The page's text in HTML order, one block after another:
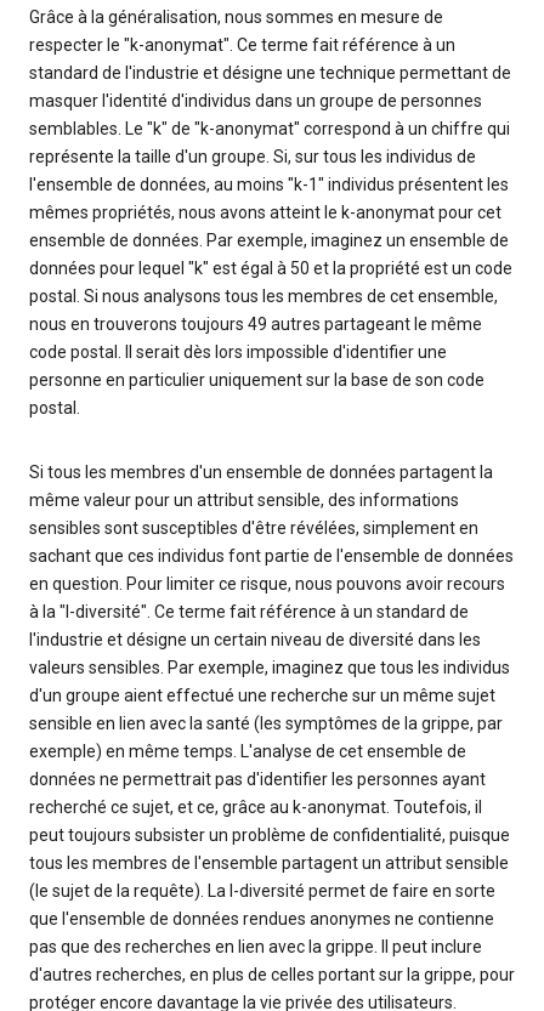
Grâce à la généralisation, nous sommes en mesure de
respecter le "k-anonymat". Ce terme fait référence à un
standard de l'industrie et désigne une technique permettant de
masquer l'identité d'individus dans un groupe de personnes
semblables. Le "k" de "k-anonymat" correspond à un chiffre qui
représente la taille d'un groupe. Si, sur tous les individus de
l'ensemble de données, au moins "k-1" individus présentent les
mêmes propriétés, nous avons atteint le k-anonymat pour cet
ensemble de données. Par exemple, imaginez un ensemble de
données pour lequel "k" est égal à 50 et la propriété est un code
postal. Si nous analysons tous les membres de cet ensemble,
nous en trouverons toujours 49 autres partageant le même
code postal. Il serait dès lors impossible d'identifier une
personne en particulier uniquement sur la base de son code
postal.
Si tous les membres d'un ensemble de données partagent la
même valeur pour un attribut sensible, des informations
sensibles sont susceptibles d'être révélées, simplement en
sachant que ces individus font partie de l'ensemble de données
en question. Pour limiter ce risque, nous pouvons avoir recours
à la "l-diversité". Ce terme fait référence à un standard de
l'industrie et désigne un certain niveau de diversité dans les
valeurs sensibles. Par exemple, imaginez que tous les individus
d'un groupe aient effectué une recherche sur un même sujet
sensible en lien avec la santé (les symptômes de la grippe, par
exemple) en même temps. L'analyse de cet ensemble de
données ne permettrait pas d'identifier les personnes ayant
recherché ce sujet, et ce, grâce au k-anonymat. Toutefois, il
peut toujours subsister un problème de confidentialité, puisque
tous les membres de l'ensemble partagent un attribut sensible
(le sujet de la requête). La l-diversité permet de faire en sorte
que l'ensemble de données rendues anonymes ne contienne
pas que des recherches en lien avec la grippe. Il peut inclure
d'autres recherches, en plus de celles portant sur la grippe, pour
protéger encore davantage la vie privée des utilisateurs.